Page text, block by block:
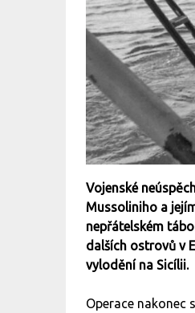
Vojenské
Mussoliniho a
nepřátelském
dalších ostrovů v
vylodění na Sicílii.
Operace nakonec